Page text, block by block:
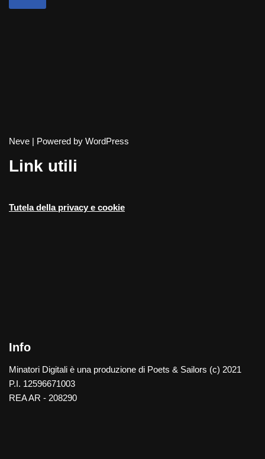
Neve | Powered by WordPress
Link utili
Tutela della privacy e cookie
Info
Minatori Digitali è una produzione di Poets & Sailors (c) 2021
P.I. 12596671003
REA AR - 208290